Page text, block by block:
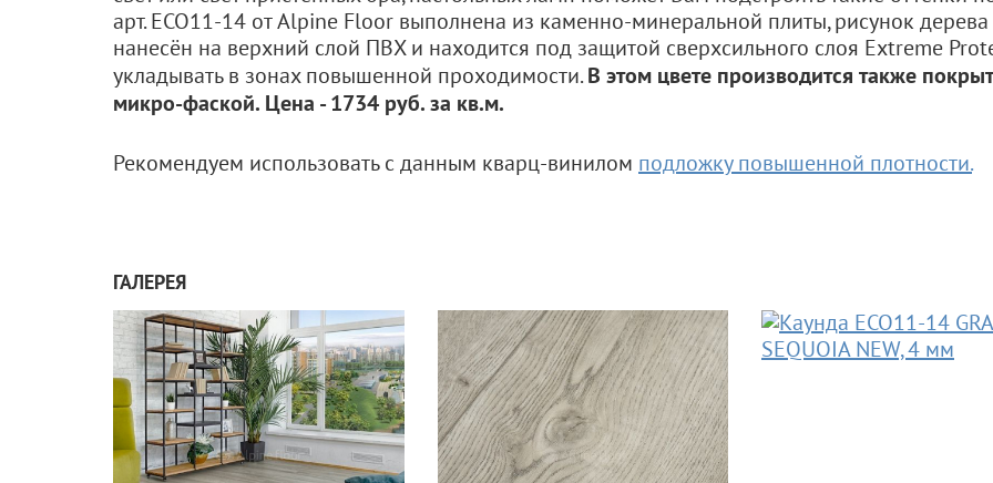
арт. ЕСО11-14 от Alpine Floor выполнена из каменно-минеральной плиты, рисунок
нанесён на верхний слой ПВХ и находится под защитой сверхсильного слоя Extreme
укладывать в зонах повышенной проходимости.В этом цвете производится также
микро-фаской. Цена - 1734 руб. за кв.м.
Рекомендуем использовать с данным кварц-винилом подложку повышенной плотности.
ГАЛЕРЕЯ